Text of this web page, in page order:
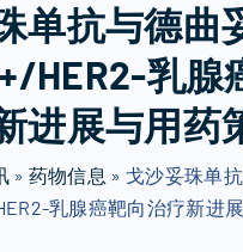
r
c
h
f
r
:
单抗与德曲
HER2-乳腺
进展与用药
» 药物信息 »戈沙妥珠单
乳腺癌靶向治疗新进